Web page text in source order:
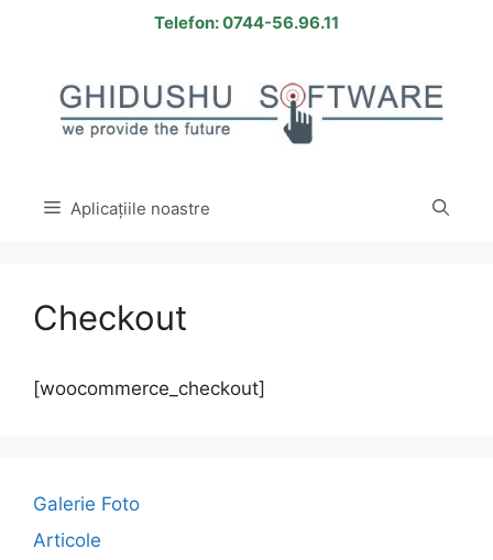
Telefon: 0744-56.96.11
Aplicațiile noastre
Checkout
[woocommerce_checkout]
Galerie Foto
Articole